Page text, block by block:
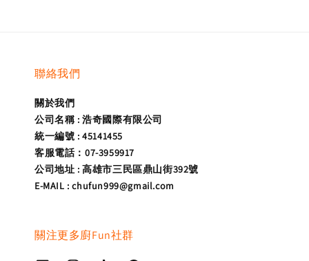
聯絡我們
關於我們
公司名稱 : 浩奇國際有限公司
統一編號 : 45141455
客服電話：07-3959917
公司地址 : 高雄市三民區鼎山街392號
E-MAIL : chufun999@gmail.com
關注更多廚Fun社群